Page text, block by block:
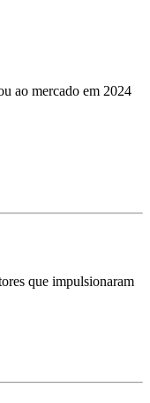
ao mercado em 2024
que impulsionaram